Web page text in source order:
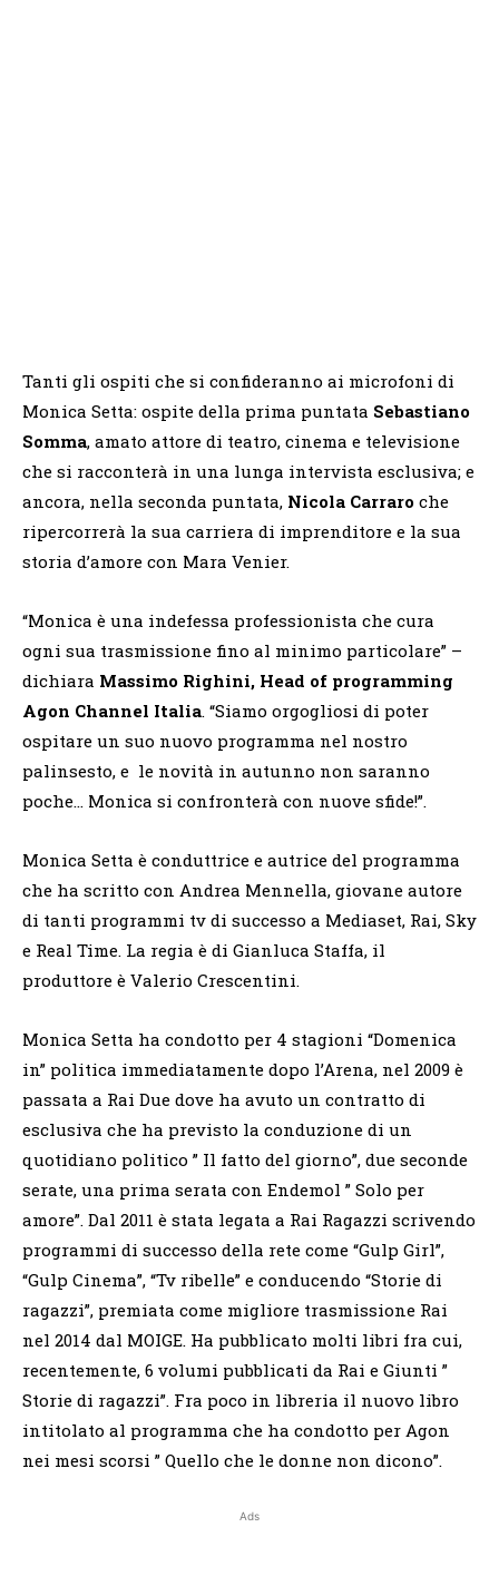
Tanti gli ospiti che si confideranno ai microfoni di
Monica Setta: ospite della prima puntata Sebastiano
Somma, amato attore di teatro, cinema e televisione
che si racconterà in una lunga intervista esclusiva; e
ancora, nella seconda puntata, Nicola Carraro che
ripercorrerà la sua carriera di imprenditore e la sua
storia d’amore con Mara Venier.
“Monica è una indefessa professionista che cura
ogni sua trasmissione fino al minimo particolare” –
dichiara Massimo Righini, Head of programming
Agon Channel Italia. “Siamo orgogliosi di poter
ospitare un suo nuovo programma nel nostro
palinsesto, e le novità in autunno non saranno
poche… Monica si confronterà con nuove sfide!”.
Monica Setta è conduttrice e autrice del programma
che ha scritto con Andrea Mennella, giovane autore
di tanti programmi tv di successo a Mediaset, Rai, Sky
e Real Time. La regia è di Gianluca Staffa, il
produttore è Valerio Crescentini.
Monica Setta ha condotto per 4 stagioni “Domenica
in” politica immediatamente dopo l’Arena, nel 2009 è
passata a Rai Due dove ha avuto un contratto di
esclusiva che ha previsto la conduzione di un
quotidiano politico ” Il fatto del giorno”, due seconde
serate, una prima serata con Endemol ” Solo per
amore”. Dal 2011 è stata legata a Rai Ragazzi scrivendo
programmi di successo della rete come “Gulp Girl”,
“Gulp Cinema”, “Tv ribelle” e conducendo “Storie di
ragazzi”, premiata come migliore trasmissione Rai
nel 2014 dal MOIGE. Ha pubblicato molti libri fra cui,
recentemente, 6 volumi pubblicati da Rai e Giunti ”
Storie di ragazzi”. Fra poco in libreria il nuovo libro
intitolato al programma che ha condotto per Agon
nei mesi scorsi ” Quello che le donne non dicono”.
Ads